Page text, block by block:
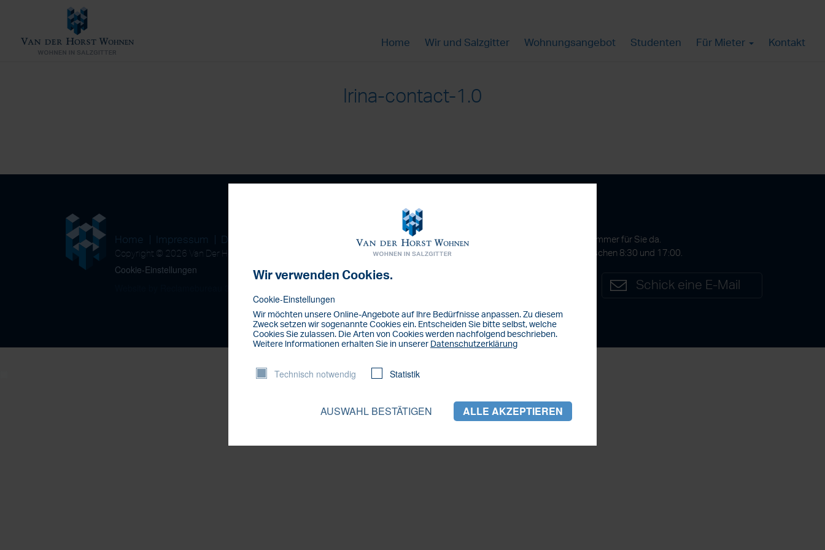
Home Wir und Salzgitter Wohnungsangebot Studenten Für Mieter Kontakt
Irina-contact-1.0
Home Impressum Datenschutz Nachrichten
Copyright © 2026 Van Der Horst Wohnen GmbH
Cookie-Einstellungen
Haben Sie Fragen?
Die Firma Van der Horst Wohnen GmbH ist immer für Sie da.
Sie erreichen uns Montags bis Freitags zwischen 8:30 und 17:00.
Schick eine E-Mail
Wir verwenden Cookies.
Cookie-Einstellungen
Wir möchten unsere Online-Angebote auf lhre Bedürfnisse anpassen. Zu diesem
Zweck setzen wir sogenannte Cookies ein. Entscheiden Sie bitte selbst, welche
Cookies Sie zulassen. Die Arten von Cookies werden nachfolgend beschrieben.
Weitere lnformationen erhalten Sie in unserer Datenschutzerklärung
Technisch notwendig Statistik
AUSWAHL BESTÄTIGEN ALLE AKZEPTIEREN